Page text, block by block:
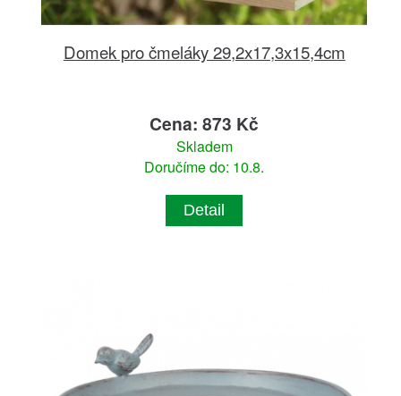
Domek pro čmeláky 29,2x17,3x15,4cm
Cena: 873 Kč
Skladem
Doručíme do: 10.8.
Detail